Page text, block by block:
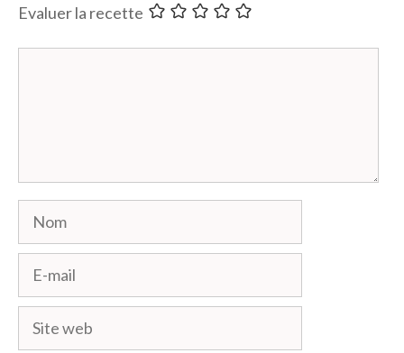
Evaluer la recette
Nom
mail
Site
web